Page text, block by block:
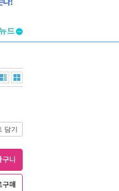
폼
담기
니
구매